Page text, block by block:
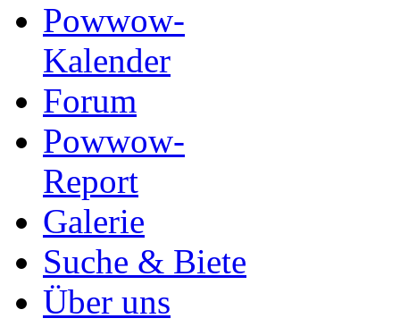
Powwow-
Kalender
Forum
Powwow-
Report
Galerie
Suche & Biete
Über uns